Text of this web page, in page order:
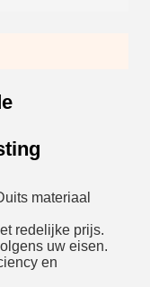
materiaal
redelijke prijs.
uw eisen.
en